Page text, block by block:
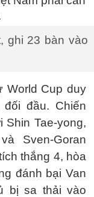
ghi 23 bàn vào
World Cup duy
đầu. Chiến
Shin Tae-yong,
Sven-Goran
thắng 4, hòa
đánh bại Van
bị sa thải vào